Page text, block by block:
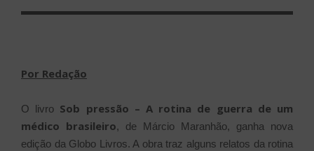
Por Redação
O livro Sob pressão – A rotina de guerra de um
médico brasileiro, de Márcio Maranhão, ganha nova
edição da Globo Livros. A obra traz alguns relatos da rotina